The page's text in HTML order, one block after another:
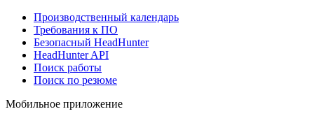
Производственный календарь
Требования к ПО
Безопасный HeadHunter
HeadHunter API
Поиск работы
Поиск по резюме
Мобильное приложение